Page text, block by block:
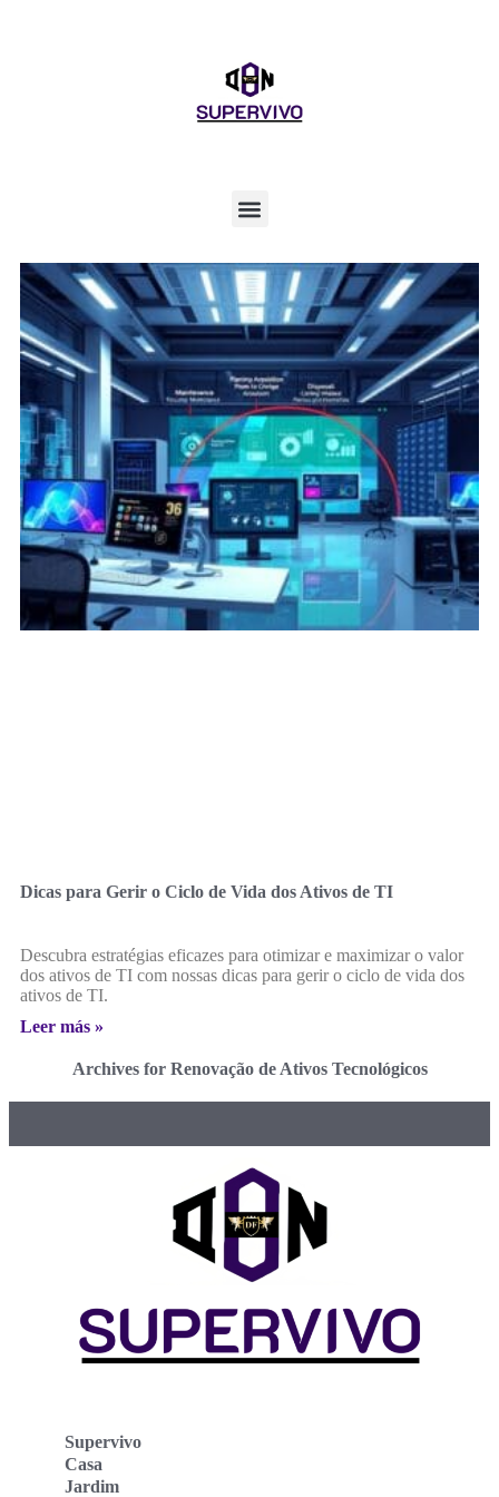
Dicas para Gerir o Ciclo de Vida dos Ativos de TI
Descubra estratégias eficazes para otimizar e maximizar o valor
dos ativos de TI com nossas dicas para gerir o ciclo de vida dos
ativos de TI.
Leer más »
Archives for Renovação de Ativos Tecnológicos
Supervivo
Casa
Jardim